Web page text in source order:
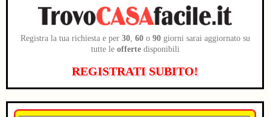
Registra la tua richiesta e per 30, 60o 90giorni sarai aggiornato su
tutte le offertedisponibili
REGISTRATI SUBITO!